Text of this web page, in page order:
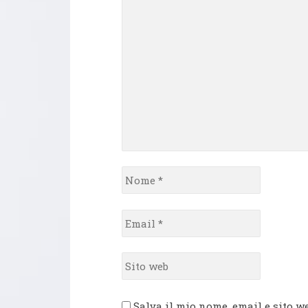
Nome
*
Email
*
Sito
web